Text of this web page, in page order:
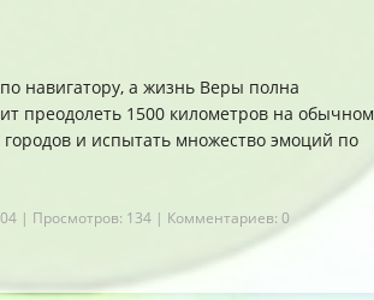
навигатору, а жизнь Веры полна
преодолеть 1500 километров на обычном
городов и испытать множество эмоций по
| Просмотров: 134 | Комментариев: 0